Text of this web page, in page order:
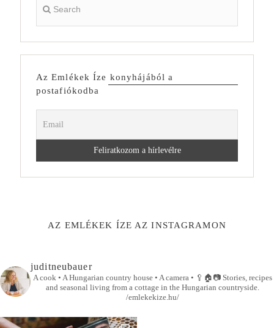
Az Emlékek Íze konyhájából a
postafiókodba
AZ EMLÉKEK ÍZE AZ INSTAGRAMON
juditneubauer
A cook • A Hungarian country house • A camera • 🥄🏠📷Stories, recipes
and seasonal living from a cottage in the Hungarian countryside.
/emlekekize.hu/